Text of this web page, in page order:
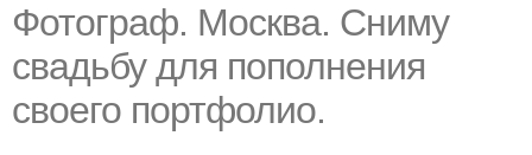
Фотограф. Москва. Сниму
свадьбу для пополнения
своего портфолио.